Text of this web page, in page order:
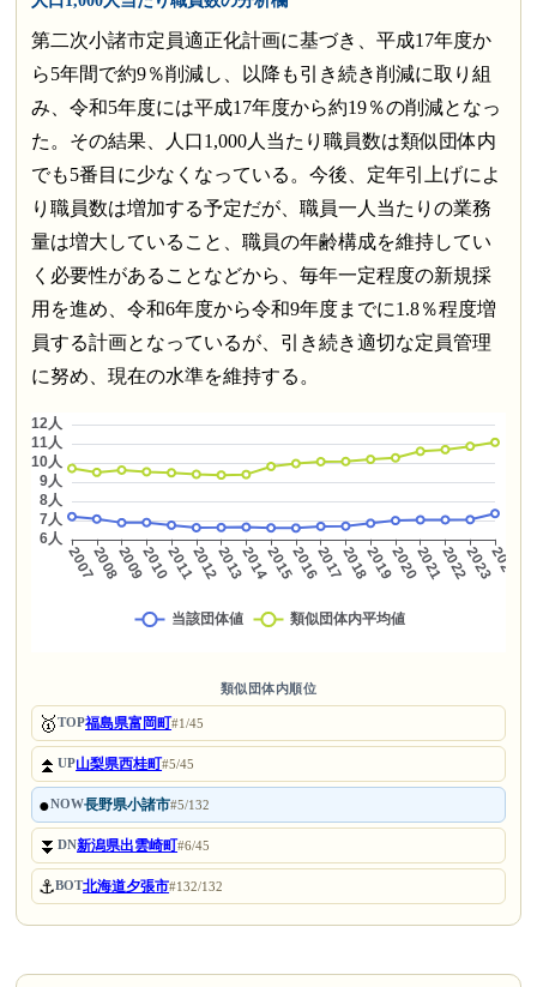
第二次小諸市定員適正化計画に基づき、平成17年度か
ら5年間で約9％削減し、以降も引き続き削減に取り組
み、令和5年度には平成17年度から約19％の削減となっ
た。その結果、人口1,000人当たり職員数は類似団体内
でも5番目に少なくなっている。今後、定年引上げによ
り職員数は増加する予定だが、職員一人当たりの業務
量は増大していること、職員の年齢構成を維持してい
く必要性があることなどから、毎年一定程度の新規採
用を進め、令和6年度から令和9年度までに1.8％程度増
員する計画となっているが、引き続き適切な定員管理
に努め、現在の水準を維持する。
類似団体内順位
🥇TOP福島県富岡町#1/45
⏫UP山梨県西桂町#5/45
●NOW長野県小諸市#5/132
⏬DN新潟県出雲崎町#6/45
⚓BOT北海道夕張市#132/132